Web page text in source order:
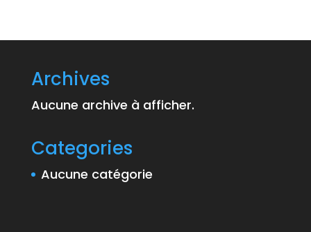
Archives
Aucune archive à afficher.
Categories
Aucune catégorie